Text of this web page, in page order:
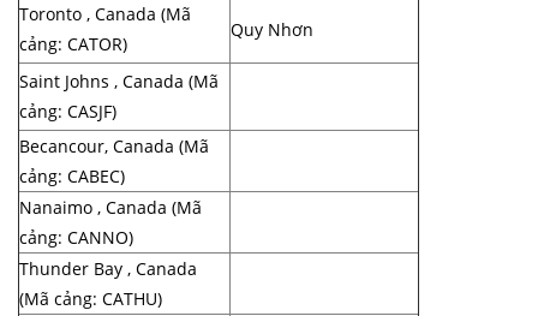
Toronto , Canada (Mã
cảng: CATOR)
Quy Nhơn
Saint Johns , Canada (Mã
cảng: CASJF)
Becancour, Canada (Mã
cảng: CABEC)
Nanaimo , Canada (Mã
cảng: CANNO)
Thunder Bay , Canada
(Mã cảng: CATHU)